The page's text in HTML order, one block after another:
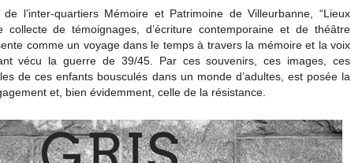
l’inter-quartiers Mémoire et Patrimoine de Villeurbanne, “Lieux
de témoignages, d’écriture contemporaine et de théâtre
comme un voyage dans le temps à travers la mémoire et la voix
vécu la guerre de 39/45. Par ces souvenirs, ces images, ces
de ces enfants bousculés dans un monde d’adultes, est posée la
et, bien évidemment, celle de la résistance.